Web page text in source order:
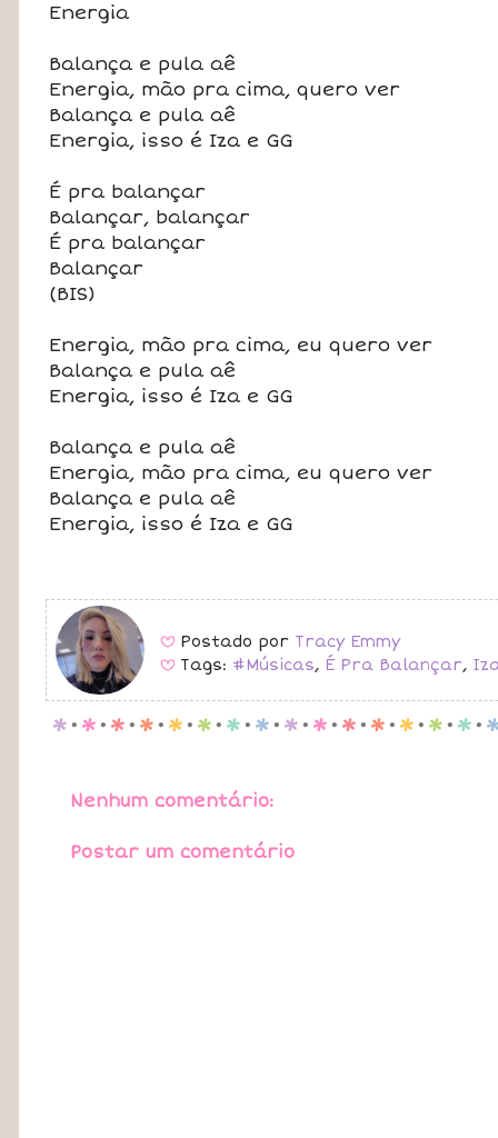
Energia
Balança e pula aê
Energia, mão pra cima, quero ver
Balança e pula aê
Energia, isso é Iza e GG
É pra balançar
Balançar, balançar
É pra balançar
Balançar
(BIS)
Energia, mão pra cima, eu quero ver
Balança e pula aê
Energia, isso é Iza e GG
Balança e pula aê
Energia, mão pra cima, eu quero ver
Balança e pula aê
Energia, isso é Iza e GG
B Postado por Tracy Emmy
B Tags: #Músicas, É Pra Balançar,
p . p . p . p . p . p . p . p . p . p . p . p . p . p . p .
Nenhum comentário:
Postar um comentário